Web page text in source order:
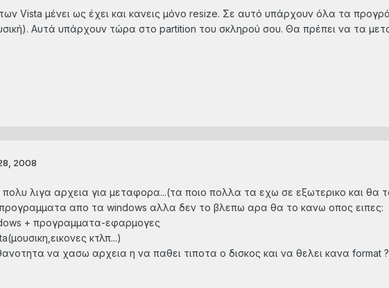
Vista μένει ως έχει και κανεις μόνο resize. Σε αυτό υπάρχουν όλα τα
Αυτά υπάρχουν τώρα στο partition του σκληρού σου. Θα πρέπει να τα
2008
πολυ λιγα αρχεια για μεταφορα...(τα ποιο πολλα τα εχω σε εξωτερικο και
απο τα windows αλλα δεν το βλεπω αρα θα το κανω οπος ειπες:
+ προγραμματα-εφαρμογες
κτλπ...)
να χασω αρχεια η να παθει τιποτα ο δισκος και να θελει κανα format